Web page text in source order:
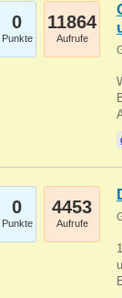
0
Punkte
11864
Aufrufe
0
Punkte
4453
Aufrufe